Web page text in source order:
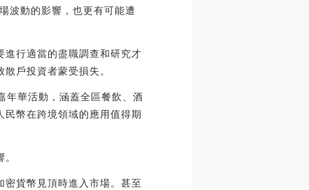
波動的影響，也更有可能遭
進行適當的盡職調查和研究才
戶投資者蒙受損失。
年華活動，涵蓋全區餐飲、酒
幣在跨境領域的應用值得期
貨幣見頂時進入市場。甚至